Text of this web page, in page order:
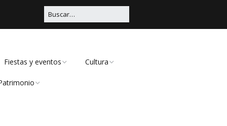
Fiestas y eventos
Carnaval
Cultura